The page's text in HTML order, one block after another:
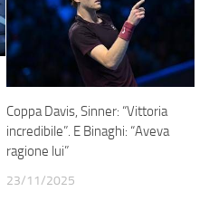
Coppa Davis, Sinner: “Vittoria
incredibile”. E Binaghi: “Aveva
ragione lui”
23/11/2025